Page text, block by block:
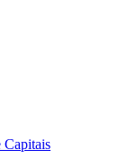
Capitais